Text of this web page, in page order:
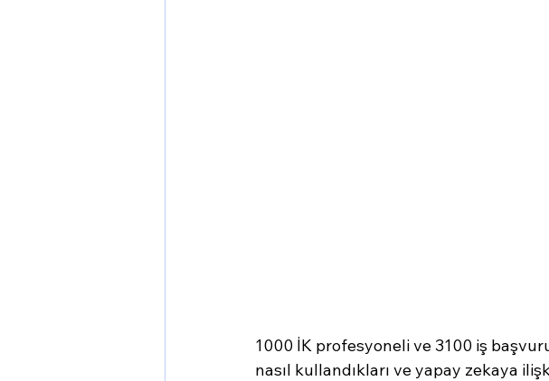
1000 İK profesyoneli ve 3100 iş
nasıl kullandıkları ve yapay zekaya